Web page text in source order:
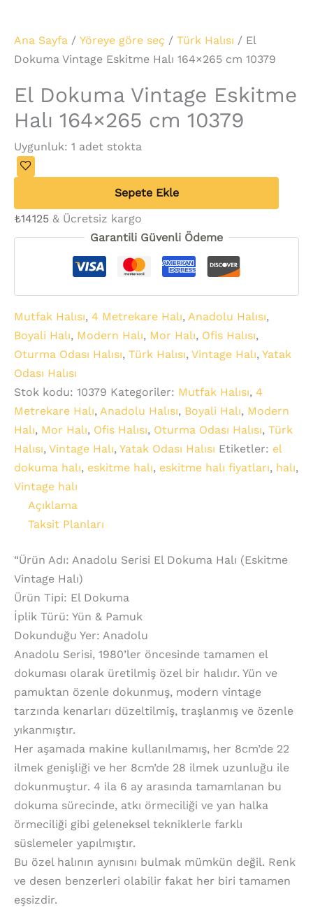
Ana Sayfa / Yöreye göre seç / Türk Halısı / El
Dokuma Vintage Eskitme Halı 164×265 cm 10379
El Dokuma Vintage Eskitme
Halı 164×265 cm 10379
Uygunluk: 1 adet stokta
Sepete Ekle
₺14125 & Ücretsiz kargo
Garantili Güvenli Ödeme
Mutfak Halısı, 4 Metrekare Halı, Anadolu Halısı,
Boyali Halı, Modern Halı, Mor Halı, Ofis Halısı,
Oturma Odası Halısı, Türk Halısı, Vintage Halı, Yatak
Odası Halısı
Stok kodu: 10379 Kategoriler: Mutfak Halısı, 4
Metrekare Halı, Anadolu Halısı, Boyali Halı, Modern
Halı, Mor Halı, Ofis Halısı, Oturma Odası Halısı, Türk
Halısı, Vintage Halı, Yatak Odası Halısı Etiketler: el
dokuma halı, eskitme halı, eskitme halı fiyatları, halı,
Vintage halı
Açıklama
Taksit Planları
“Ürün Adı: Anadolu Serisi El Dokuma Halı (Eskitme
Vintage Halı)
Ürün Tipi: El Dokuma
İplik Türü: Yün & Pamuk
Dokunduğu Yer: Anadolu
Anadolu Serisi, 1980’ler öncesinde tamamen el
dokuması olarak üretilmiş özel bir halıdır. Yün ve
pamuktan özenle dokunmuş, modern vintage
tarzında kenarları düzeltilmiş, traşlanmış ve özenle
yıkanmıştır.
Her aşamada makine kullanılmamış, her 8cm’de 22
ilmek genişliği ve her 8cm’de 28 ilmek uzunluğu ile
dokunmuştur. 4 ila 6 ay arasında tamamlanan bu
dokuma sürecinde, atkı örmeciliği ve yan halka
örmeciliği gibi geleneksel tekniklerle farklı
süslemeler yapılmıştır.
Bu özel halının aynısını bulmak mümkün değil. Renk
ve desen benzerleri olabilir fakat her biri tamamen
eşsizdir.